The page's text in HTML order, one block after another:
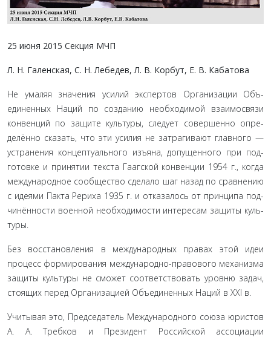
25 июня 2015 Секция МЧП
Л. Н. Галенская, С. Н. Лебедев, Л. В. Корбут, Е. В. Кабатова
Не умаляя значения усилий экспертов Организации Объ­
единенных Наций по созданию необходимой взаимосвязи
конвенций по защите культуры, следует совершенно опре­
делённо сказать, что эти усилия не затрагивают главного —
устранения концептуального изъяна, допущенного при под­
готовке и принятии текста Гаагской конвенции 1954 г., когда
международное сообщество сделало шаг назад по сравнению
с идеями Пакта Рериха 1935 г. и отказалось от принципа под­
чинённости военной необходимости интересам защиты куль­
туры.
Без восстановления в международных правах этой идеи
процесс формирования международно-правового механизма
защиты культуры не сможет соответствовать уровню задач,
стоящих перед Организацией Объединенных Наций в XXI в.
Учитывая это, Председатель Международного союза юристов
А. А. Требков и Президент Российской ассоциации